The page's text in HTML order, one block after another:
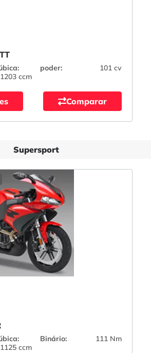
1203 ccm
poder: 101 cv
Comparar
Supersport
1125 ccm
Binário: 111 Nm